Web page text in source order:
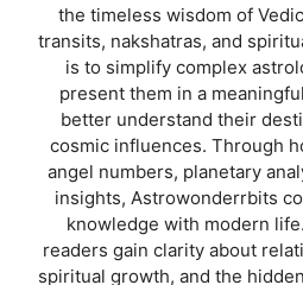
the timeless wisdom of
transits, nakshatras, and
is to simplify complex
present them in a
better understand their
cosmic influences. Through
angel numbers, planetary
insights, Astrowonderrbits
knowledge with modern
readers gain clarity about
spiritual growth, and the